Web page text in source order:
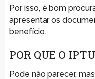
Por isso, é bom
apresentar os
benefício.
POR QUE O
Pode não parecer,